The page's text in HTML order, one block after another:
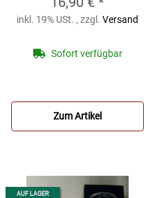
(Bachkopie)
Standard –
inkl. 19% USt. , zzgl. Versand
Sofort verfügbar
Zum Artikel
AUF LAGER